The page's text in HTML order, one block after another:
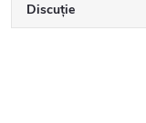
Discuţie